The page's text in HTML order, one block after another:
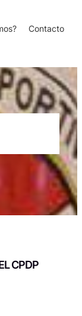
Contacto
CPDP